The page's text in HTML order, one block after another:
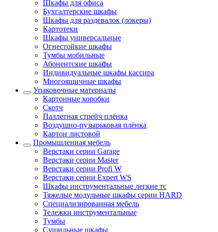
Шкафы для офиса
Бухгалтерские шкафы
Шкафы для раздевалок (локеры)
Картотеки
Шкафы универсальные
Огнестойкие шкафы
Тумбы мобильные
Абонентские шкафы
Индивидуальные шкафы кассира
Многоящичные шкафы
Упаковочные материалы
Картонные коробки
Скотч
Паллетная стрейч плёнка
Воздушно-пузырьковая плёнка
Картон листовой
Промышленная мебель
Верстаки серии Garage
Верстаки серии Master
Верстаки серии Profi W
Верстаки серии Expert WS
Шкафы инструментальные легкие тс
Тяжелые модульные шкафы серии HARD
Cпециализированная мебель
Тележки инструментальные
Тумбы
Cушильные шкафы